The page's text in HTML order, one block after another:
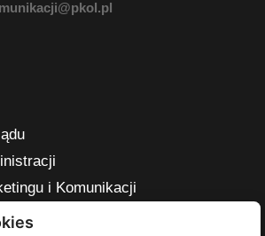
i Komunikacji
Olimpijskiej